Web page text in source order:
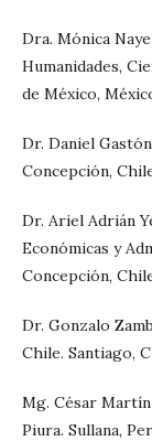
Dra. Mónica
Humanidades,
de México,
Dr. Daniel
Concepción,
Dr. Ariel Adrián
Económicas y
Concepción,
Dr. Gonzalo
Chile. Santiago,
Mg. César
Piura. Sullana,